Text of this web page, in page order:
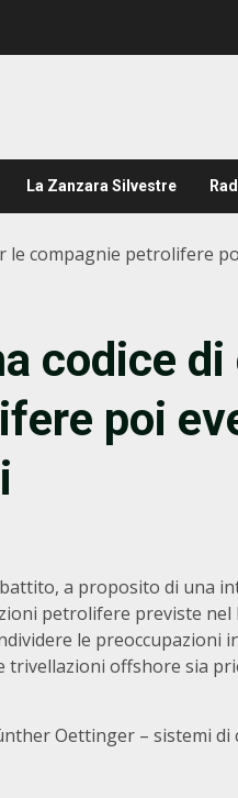
La Zanzara Silvestre
le compagnie petrolifere
codice
poi
a proposito di una
petrolifere previste
le preoccupazioni
offshore sia
Oettinger – sistemi